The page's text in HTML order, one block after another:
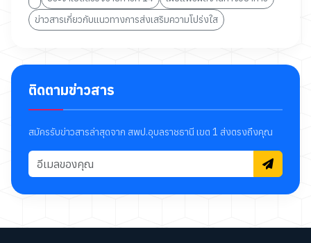
ข่าวสารเกี่ยวกับแนวทางการส่งเสริมความโปร่งใส
ติดตามข่าวสาร
สมัครรับข่าวสารล่าสุดจาก สพป.อุบลราชธานี เขต 1 ส่งตรงถึงคุณ